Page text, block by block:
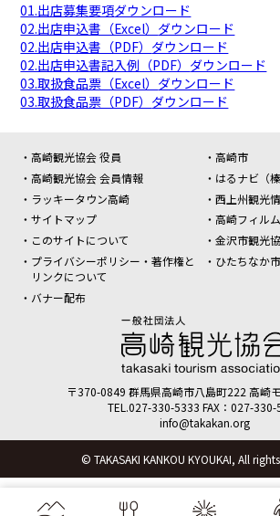
01.出店募集要項ダウンロード
02.出店申込書（Excel） ダウンロード
02.出店申込書（PDF） ダウンロード
02.出店申込書記入例（PDF） ダウンロード
03.取扱食品票（Excel） ダウンロード
03.取扱食品票（PDF） ダウンロード
高崎観光協会 役員
高崎観光協会 会員情報
ラッキータウン高崎
サイトマップ
このサイトについて
プライバシーポリシー・著作権と
リンクについて
バナー配布
高崎市
はるナビ（
西上州観光
高崎フィル
金沢市観光
ひたちなか
〒370-0849 群馬県高崎市八島町222 高崎
TEL.027-330-5333 FAX：027-
info@takakan.org
© TAKASAKI KANKOU KYOUKAI, All